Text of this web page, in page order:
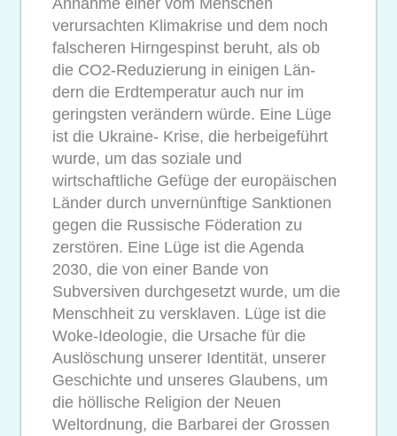
Annahme einer vom Menschen
verursachten Klimakrise und dem noch
falscheren Hirngespinst beruht, als ob
die CO2-Reduzierung in einigen Län-
dern die Erdtemperatur auch nur im
geringsten verändern würde. Eine Lüge
ist die Ukraine- Krise, die herbeigeführt
wurde, um das soziale und
wirtschaftliche Gefüge der europäischen
Länder durch unvernünftige Sanktionen
gegen die Russische Föderation zu
zerstören. Eine Lüge ist die Agenda
2030, die von einer Bande von
Subversiven durchgesetzt wurde, um die
Menschheit zu versklaven. Lüge ist die
Woke-Ideologie, die Ursache für die
Auslöschung unserer Identität, unserer
Geschichte und unseres Glaubens, um
die höllische Religion der Neuen
Weltordnung, die Barbarei der Grossen